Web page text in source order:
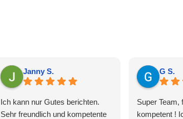
Janny S.
Ich kann nur Gutes berichten.
Sehr freundlich und kompetente
G S.
Super Team,
kompetent !